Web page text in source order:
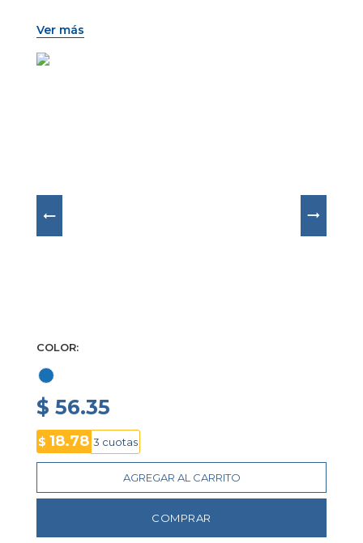
Ver más
COLOR
$ 56.35
$ 18.78 3 cuotas
AGREGAR AL CARRITO
COMPRAR